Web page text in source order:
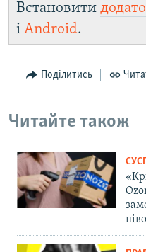
Встановити
і Android.
Поділитись
Читайте також